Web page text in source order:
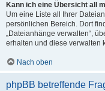
Kann ich eine Übersicht all
Um eine Liste all Ihrer
persönlichen Bereich. Dort
„Dateianhänge verwalten“,
erhalten und diese verwalten
Nach oben
phpBB betreffende